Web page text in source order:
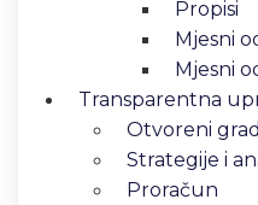
Propisi
Mjesni
Mjesni
Transparentna
Otvoreni grad
Strategije i
Proračun